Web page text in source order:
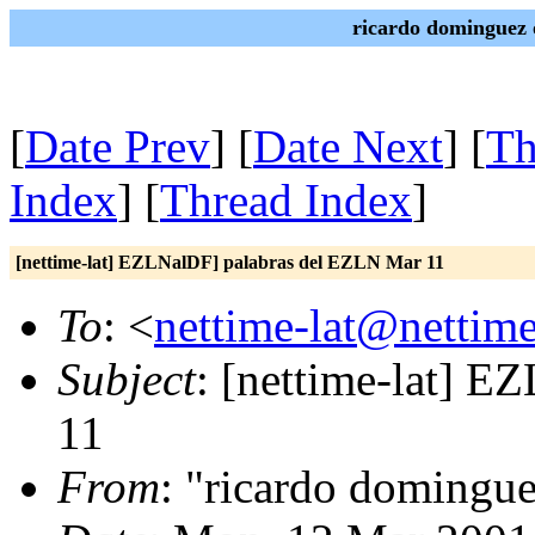
ricardo dominguez
[Date Prev] [Date Next] [
Index] [Thread Index]
[nettime-lat] EZLNalDF] palabras del EZLN Mar 11
To: <nettime-
Subject: [nettime-lat]
11
From: "ricardo